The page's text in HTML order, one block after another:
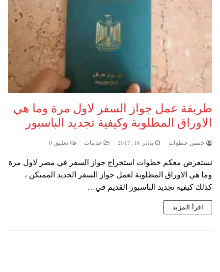
طريقة عمل جواز السفر لاول مرة وما هي
الاوراق المطلوبة وكيفية تجديد الباسبور
خمس خطوات يناير 16, 2017 خدمات تعليق 0
نستعرض معكم خطوات استخراج جواز السفر في مصر لاول مرة
وما هي الاوراق المطلوبة لعمل جواز السفر الجديد المميكن ،
كذلك كيفية تجديد الباسبور القديم في…
اقرأ المزيد